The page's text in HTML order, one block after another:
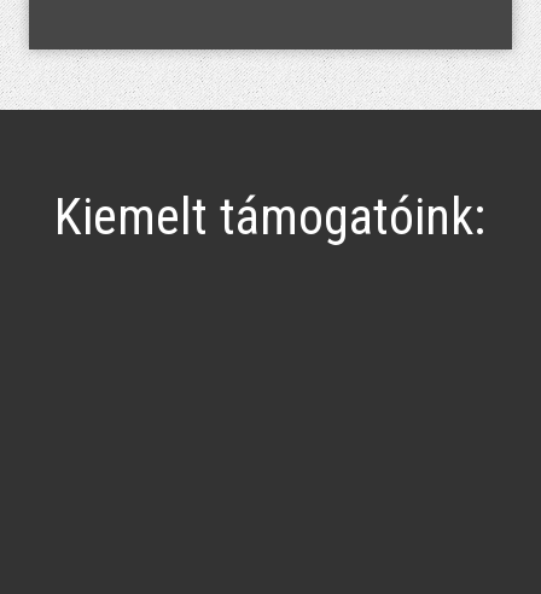
Kiemelt támogatóink: